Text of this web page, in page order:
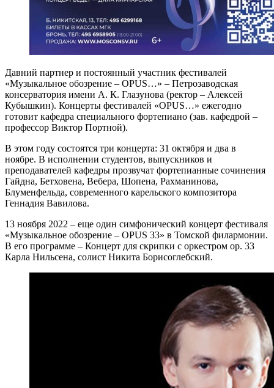
Давний партнер и постоянный участник фестивалей
«Музыкальное обозрение – OPUS…» – Петрозаводская
консерватория имени А. К. Глазунова (ректор – Алексей
Кубышкин). Концерты фестивалей «OPUS…» ежегодно
готовит кафедра специального фортепиано (зав. кафедрой –
профессор Виктор Портной).
В этом году состоятся три концерта: 31 октября и два в
ноябре. В исполнении студентов, выпускников и
преподавателей кафедры прозвучат фортепианные сочинения
Гайдна, Бетховена, Вебера, Шопена, Рахманинова,
Блуменфельда, современного карельского композитора
Геннадия Вавилова.
13 ноября 2022 – еще один симфонический концерт фестиваля
«Музыкальное обозрение – OPUS 33» в Томской филармонии.
В его программе – Концерт для скрипки с оркестром ор. 33
Карла Нильсена, солист Никита Борисоглебский.